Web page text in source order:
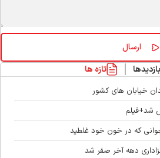
تازه ها
خیابان های کشور
که در خون خود غلطید
دهه آخر صفر شد